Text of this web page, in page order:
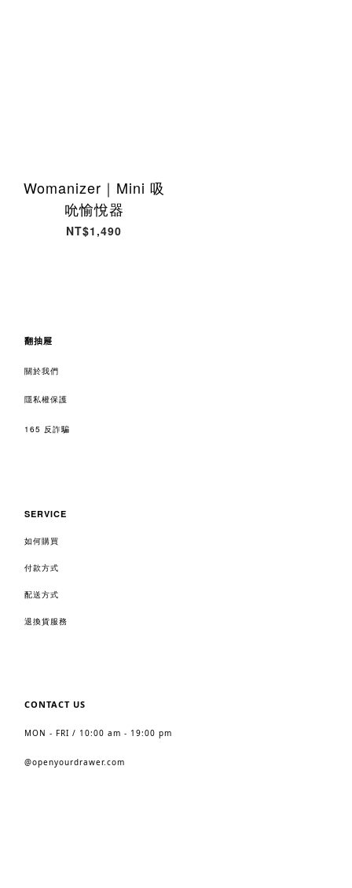
Womanizer｜Mini 吸
吮愉悅器
NT$1,490
翻抽屜
關於我們
隱私權保護
165 反詐騙
SERVICE
如何購買
付款方式
配送方式
退換貨服務
CONTACT US
MON - FRI / 10:00 am - 19:00 pm
@openyourdrawer.com